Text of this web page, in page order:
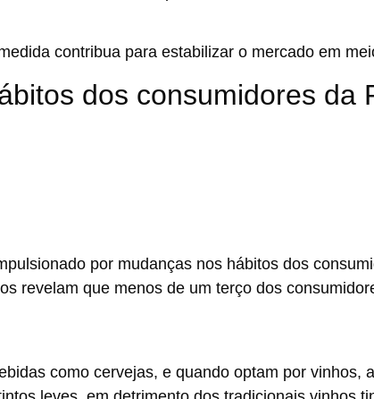
contribua para estabilizar o mercado em
dos consumidores da
por mudanças nos hábitos dos
revelam que menos de um terço dos
como cervejas, e quando optam por vinhos,